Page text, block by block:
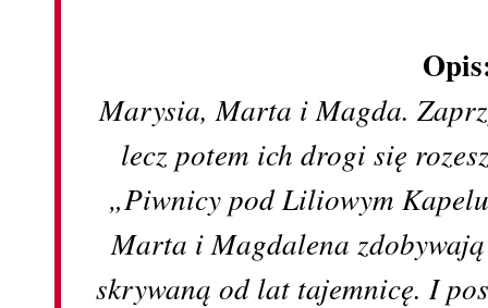
Marysia, Marta i Magda.
lecz potem ich drogi się
„Piwnicy pod Liliowym
Marta i Magdalena
skrywaną od lat tajemnicę. I